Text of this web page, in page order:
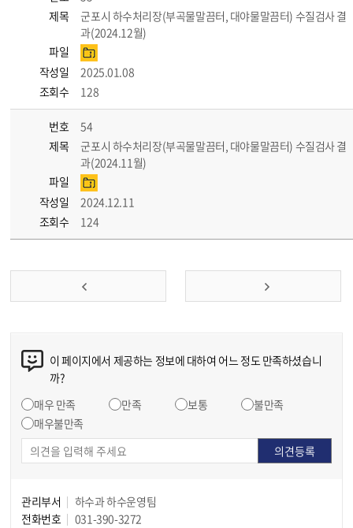
제목
군포시 하수처리장(부곡물말끔터, 대야물말끔터) 수질검사 결
과(2024.12월)
파일
작성일
2025.01.08
조회수
128
번호
54
제목
군포시 하수처리장(부곡물말끔터, 대야물말끔터) 수질검사 결
과(2024.11월)
파일
작성일
2024.12.11
조회수
124
이 페이지에서 제공하는 정보에 대하여 어느 정도 만족하셨습니
까?
매우 만족
만족 보통
불만족
매우불만족
관리부서
하수과 하수운영팀
전화번호
031-390-3272